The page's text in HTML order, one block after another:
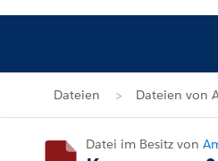
Dateien Dateien von
Datei im Besitz von